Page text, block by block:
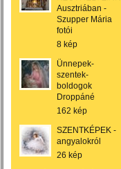
Ausztriában -
Szupper Mária
fotói
8 kép
Ünnepek-
szentek-
boldogok
Droppáné
162 kép
SZENTKÉPEK -
angyalokról
26 kép